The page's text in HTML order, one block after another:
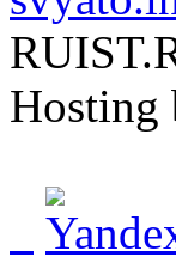
Hosting